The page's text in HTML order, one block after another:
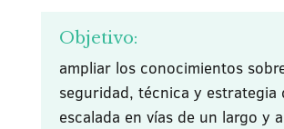
Objetivo:
ampliar los conocimientos
seguridad, técnica y estrategia
escalada en vías de un largo y